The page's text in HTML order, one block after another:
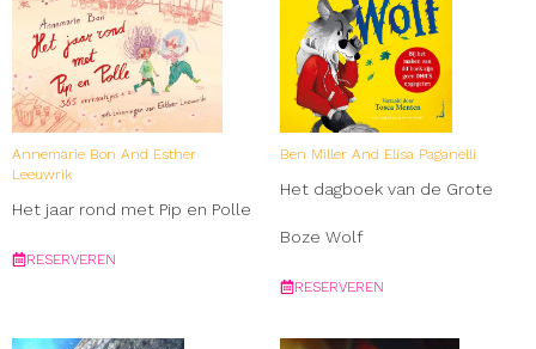
Annemarie Bon And Esther
Leeuwrik
Het jaar rond met Pip en Polle
RESERVEREN
Ben Miller And Elisa Paganelli
Het dagboek van de Grote
Boze Wolf
RESERVEREN